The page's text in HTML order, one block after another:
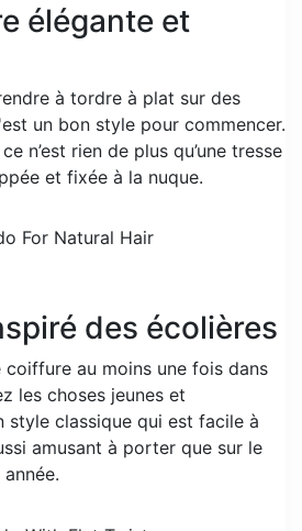
élégante et
à tordre à plat sur des
un bon style pour commencer.
n’est rien de plus qu’une tresse
et fixée à la nuque.
des écolières
coiffure au moins une fois dans
les choses jeunes et
style classique qui est facile à
amusant à porter que sur le